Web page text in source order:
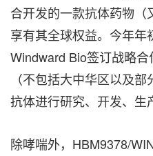
合开发的一款抗体药物
享有其全球权益。今年年
Windward Bio签订战略
（不包括大中华区以及
抗体进行研究、开发、生
除哮喘外，HBM9378/